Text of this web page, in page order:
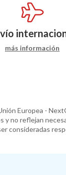
más información
Europea -
y no reflejan
consideradas